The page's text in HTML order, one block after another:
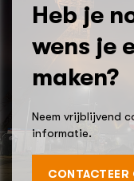
Heb je
wens je
maken?
Neem vrijblijvend
informatie.
CONTACTEER